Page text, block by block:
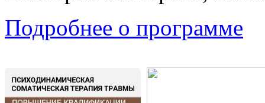
Подробнее о программе